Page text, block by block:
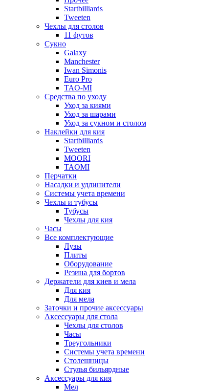
Startbilliards
Tweeten
Чехлы для столов
11 футов
Сукно
Galaxy
Manchester
Iwan Simonis
Euro Pro
TAO-MI
Средства по уходу
Уход за киями
Уход за шарами
Уход за сукном и столом
Наклейки для кия
Startbilliards
Tweeten
MOORI
TAOMI
Перчатки
Насадки и удлинители
Системы учета времени
Чехлы и тубусы
Тубусы
Чехлы для кия
Часы
Все комплектующие
Лузы
Плиты
Оборудование
Резина для бортов
Держатели для киев и мела
Для кия
Для мела
Заточки и прочие аксессуары
Аксессуары для стола
Чехлы для столов
Часы
Треугольники
Системы учета времени
Столешницы
Стулья бильярдные
Аксессуары для кия
Мел